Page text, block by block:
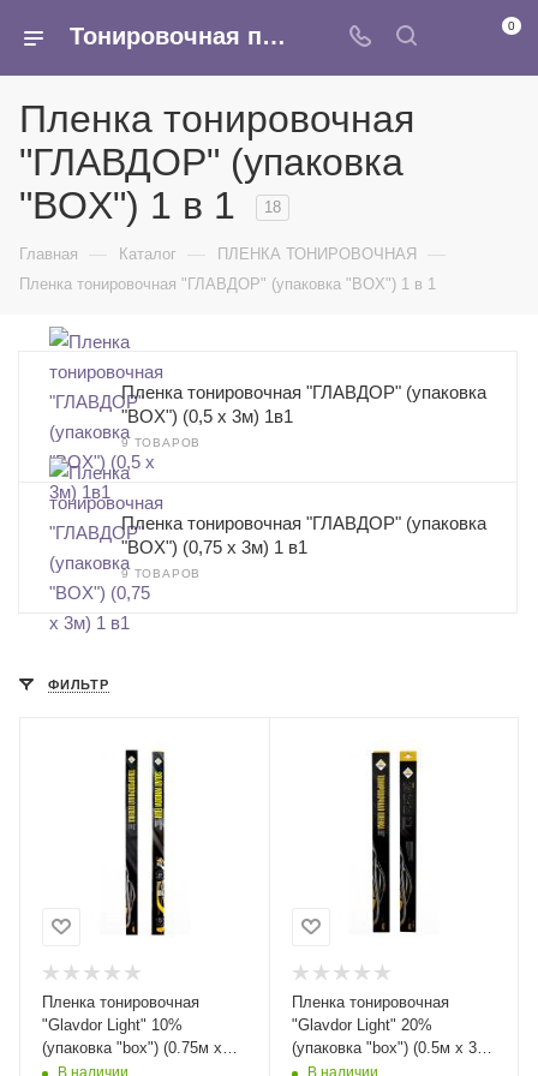
Тонировочная пленка для окон и авто - купить оптом в Москве по выгодным ценам 0
Пленка тонировочная
"ГЛАВДОР" (упаковка
"BOX") 1 в 1
18
Главная — Каталог — ПЛЕНКА ТОНИРОВОЧНАЯ —
Пленка тонировочная "ГЛАВДОР" (упаковка "BOX") 1 в 1
Пленка тонировочная "ГЛАВДОР" (упаковка
"BOX") (0,5 х 3м) 1в1
9 ТОВАРОВ
Пленка тонировочная "ГЛАВДОР" (упаковка
"BOX") (0,75 х 3м) 1 в1
9 ТОВАРОВ
ФИЛЬТР
Пленка тонировочная
"Glavdor Light" 10%
(упаковка "box") (0.75м х
3м) GL-1017 /50
В наличии
Пленка тонировочная
"Glavdor Light" 20%
(упаковка "box") (0.5м х 3м)
GL-1013 /40
В наличии